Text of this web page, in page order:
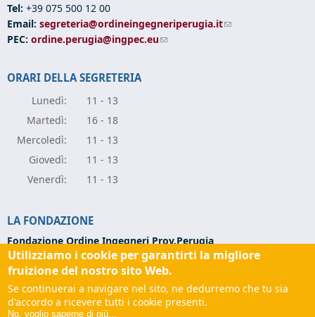
Tel: +39 075 500 12 00
Email: segreteria@ordineingegneriperugia.it(link sends e-mail)
PEC: ordine.perugia@ingpec.eu(link sends e-mail)
ORARI DELLA SEGRETERIA
Lunedì:
11 - 13
Martedì:
16 - 18
Mercoledì:
11 - 13
Giovedì:
11 - 13
Venerdì: 11 - 13
LA FONDAZIONE
Fondazione Ordine Ingegneri Prov.Perugia
Via Campo di Marte, 9 - 06124 Perugia
Codice Fiscale: 94139270543
Tel:+39 075 501 02 56
Email:fondazione@ordineingegneriperugia.it
Utilizziamo i cookie per garantirti la migliore
fruizione del nostro sito Web.
Se continuerai a navigare nel sito, ne dedurremo che tu sia
d'accordo a ricevere tutti i cookie presenti.
No, voglio saperne di più...